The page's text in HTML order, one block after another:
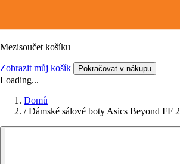
Mezisoučet košíku
Zobrazit můj košík Pokračovat v nákupu
Loading...
Domů
/ Dámské sálové boty Asics Beyond FF 2